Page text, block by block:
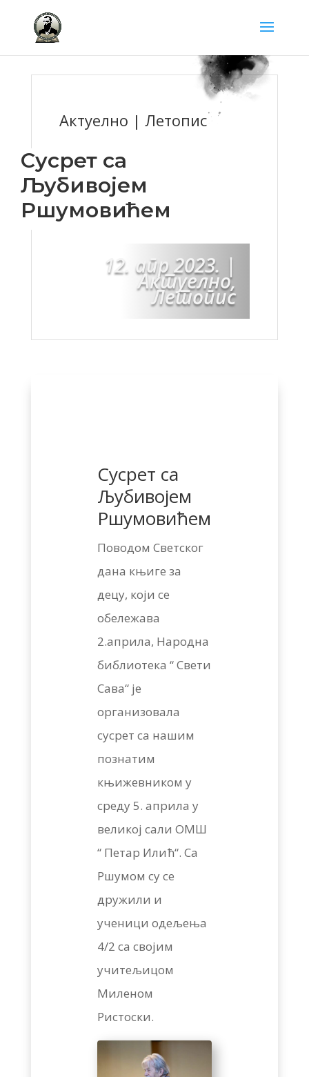
Актуелно | Летопис
Сусрет са
Љубивојем
Ршумовићем
12. апр 2023. |
Актуелно,
Летопис
Сусрет са
Љубивојем
Ршумовићем
Поводом Светског
дана књиге за
децу, који се
обележава
2.априла, Народна
библиотека “ Свети
Сава“ је
организовала
сусрет са нашим
познатим
књижевником у
среду 5. априла у
великој сали ОМШ
“ Петар Илић“. Са
Ршумом су се
дружили и
ученици одељења
4/2 са својим
учитељицом
Миленом
Ристоски.